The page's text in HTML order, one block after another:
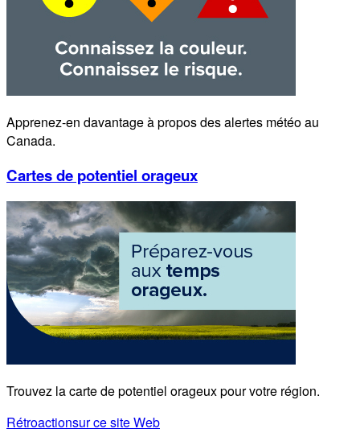
Apprenez-en davantage à propos des alertes météo au
Canada.
Cartes de potentiel orageux
Trouvez la carte de potentiel orageux pour votre région.
Rétroactionsur ce site Web